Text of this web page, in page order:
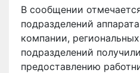
В сообщении
подразделений
компании,
подразделений
предоставлению